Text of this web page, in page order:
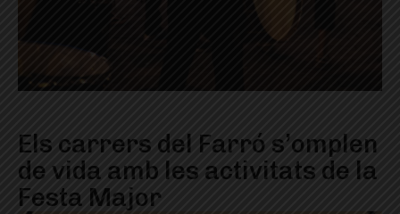
Els carrers del Farró s’omplen
de vida amb les activitats de la
Festa Major